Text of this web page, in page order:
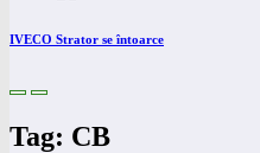
IVECO Strator se întoarce
Tag: CB